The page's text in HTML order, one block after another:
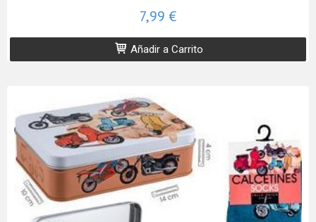
7,99 €
Añadir a Carrito